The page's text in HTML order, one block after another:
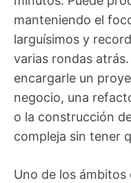
manteniendo el
larguísimos y
varias rondas
encargarle un
negocio, una
o la construcción
compleja sin tener
Uno de los ámbitos